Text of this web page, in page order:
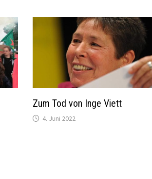
Zum Tod von Inge Viett
4. Juni 2022